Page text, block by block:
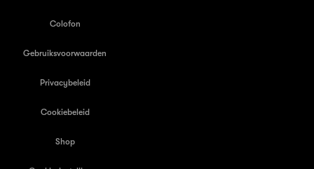
Colofon
Gebruiksvoorwaarden
Privacybeleid
Cookiebeleid
Shop